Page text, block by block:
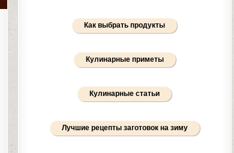
Как выбрать продукты
Кулинарные приметы
Кулинарные статьи
Лучшие рецепты заготовок на зиму